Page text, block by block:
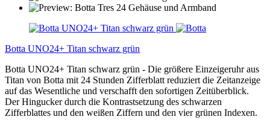
Botta UNO24+ Titan schwarz grün
Botta UNO24+ Titan schwarz grün - Die größere Einzeigeruhr aus
Titan von Botta mit 24 Stunden Zifferblatt reduziert die Zeitanzeige
auf das Wesentliche und verschafft den sofortigen Zeitüberblick.
Der Hingucker durch die Kontrastsetzung des schwarzen
Zifferblattes und den weißen Ziffern und den vier grünen Indexen.